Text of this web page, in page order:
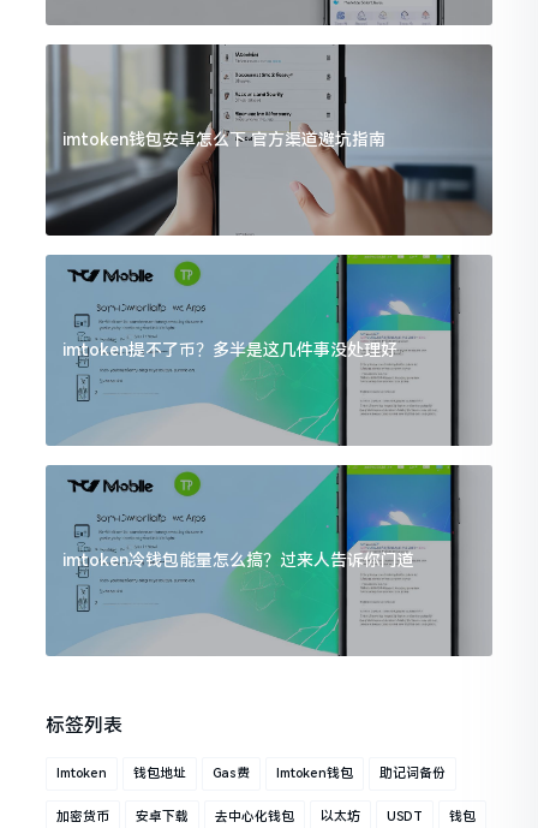
imtoken钱包安卓怎么下 官方渠道避坑指南
imtoken提不了币？多半是这几件事没处理好
imtoken冷钱包能量怎么搞？过来人告诉你门道
标签列表
Imtoken 钱包地址 Gas费 Imtoken钱包 助记词备份
加密货币 安卓下载 去中心化钱包 以太坊 USDT 钱包